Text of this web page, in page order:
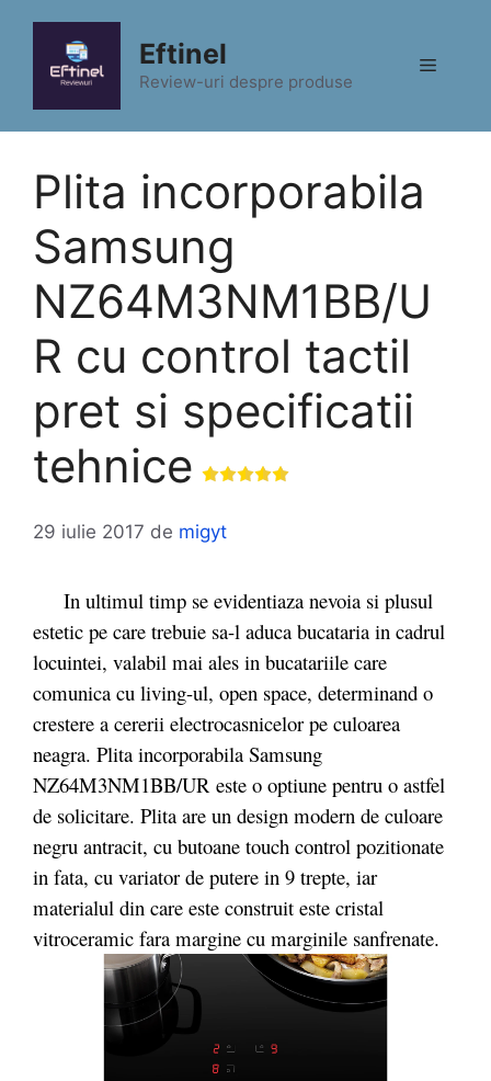
conținut
Eftinel
Review-uri despre produse
Meniu
Plita incorporabila
Samsung
NZ64M3NM1BB/U
R cu control tactil
pret si specificatii
tehnice
29 iulie 2017 de migyt
In ultimul timp se evidentiaza nevoia si plusul
estetic pe care trebuie sa-l aduca bucataria in cadrul
locuintei, valabil mai ales in bucatariile care
comunica cu living-ul, open space, determinand o
crestere a cererii electrocasnicelor pe culoarea
neagra. Plita incorporabila Samsung
NZ64M3NM1BB/UR este o optiune pentru o astfel
de solicitare. Plita are un design modern de culoare
negru antracit, cu butoane touch control pozitionate
in fata, cu variator de putere in 9 trepte, iar
materialul din care este construit este cristal
vitroceramic fara margine cu marginile sanfrenate.